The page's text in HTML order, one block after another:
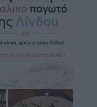
λεπτά
Πώς θα
την αργία –
εξαήμερο και